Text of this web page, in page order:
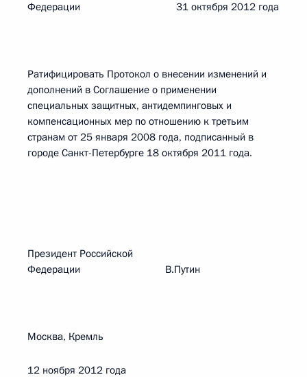
Федерации 31 октября 2012 года
Ратифицировать Протокол о внесении изменений и
дополнений в Соглашение о применении
специальных защитных, антидемпинговых и
компенсационных мер по отношению к третьим
странам от 25 января 2008 года, подписанный в
городе Санкт-Петербурге 18 октября 2011 года.
Президент Российской
Федерации В.Путин
Москва, Кремль
12 ноября 2012 года